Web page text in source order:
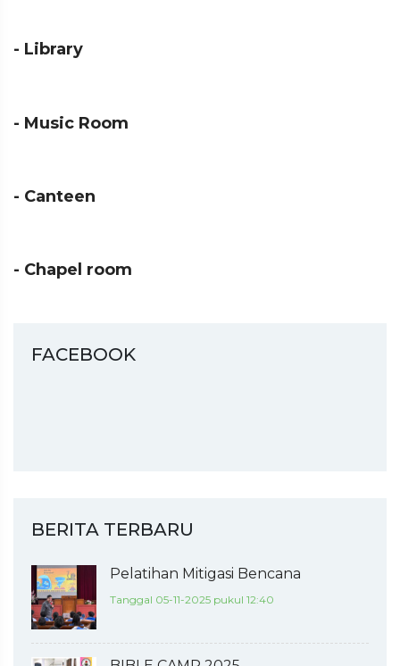
- Library
- Music Room
- Canteen
- Chapel room
FACEBOOK
BERITA TERBARU
Pelatihan Mitigasi Bencana
Tanggal 05-11-2025 pukul 12:40